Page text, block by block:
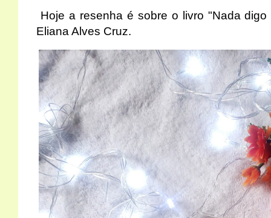
Hoje a resenha é sobre o livro "Nada
Eliana Alves Cruz.